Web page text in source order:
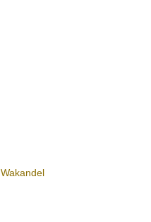
Wakandel